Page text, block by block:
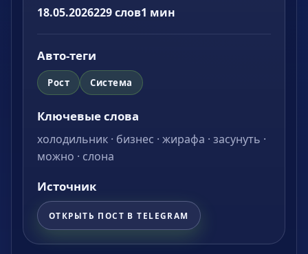
18.05.2026229слов1 мин
Авто-теги
Рост Система
Ключевые слова
холодильник · бизнес · жирафа · засунуть ·
можно · слона
Источник
ОТКРЫТЬ ПОСТ В TELEGRAM